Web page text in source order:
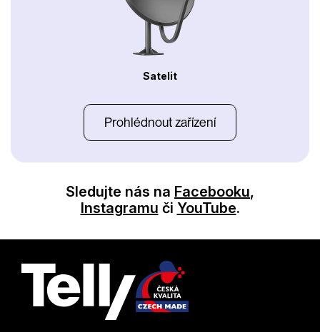
Satelit
Prohlédnout zařízení
Sledujte nás na Facebooku,
Instagramu či YouTube.